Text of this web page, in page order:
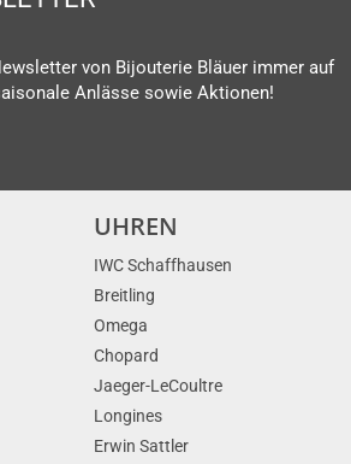
von Bijouterie Bläuer immer auf
Anlässe sowie Aktionen!
UHREN
IWC Schaffhausen
Breitling
Omega
Chopard
Jaeger-LeCoultre
Longines
Erwin Sattler